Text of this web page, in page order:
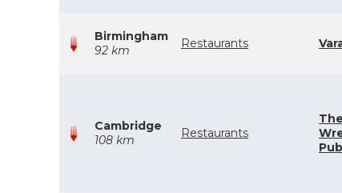
Birmingham
92 km
Restaurants
Cambridge
108 km
Restaurants
The
Pub